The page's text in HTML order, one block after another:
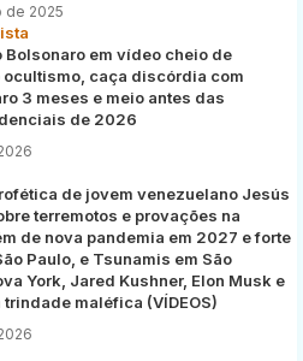
de 2025
Bolsonaro em vídeo cheio de
ocultismo, caça discórdia com
3 meses e meio antes das
de 2026
de jovem venezuelano Jesús
terremotos e provações na
de nova pandemia em 2027 e forte
Paulo, e Tsunamis em São
York, Jared Kushner, Elon Musk e
trindade maléfica (VÍDEOS)